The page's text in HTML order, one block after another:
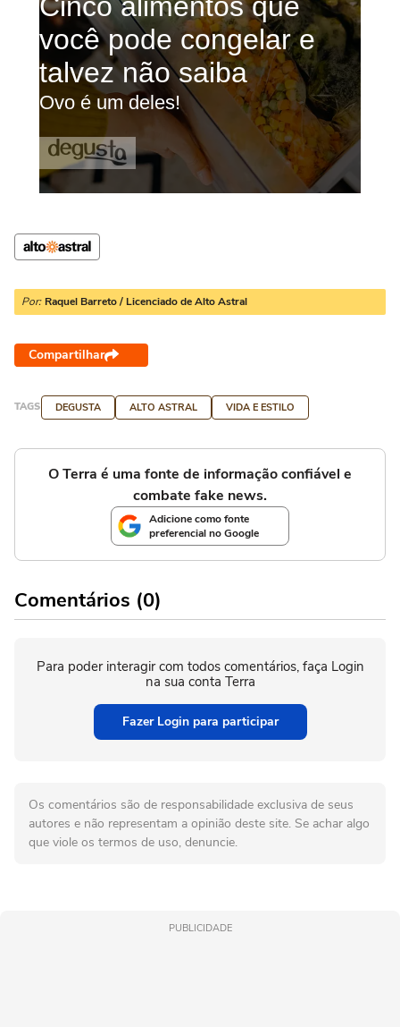
Por: Raquel Barreto / Licenciado de Alto Astral
Compartilhar
TAGS DEGUSTA ALTO ASTRAL VIDA E ESTILO
O Terra é uma fonte de informação confiável e
combate fake news.
Adicione como fonte
preferencial no Google
Comentários (0)
Para poder interagir com todos comentários, faça Login
na sua conta Terra
Fazer Login para participar
Os comentários são de responsabilidade exclusiva de seus
autores e não representam a opinião deste site. Se achar algo
que viole os termos de uso, denuncie.
PUBLICIDADE